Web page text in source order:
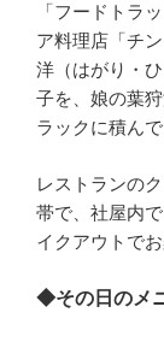
「フードトラ
ア料理店「チ
洋（はがり・
子を、娘の葉
ラックに積ん
レストランの
帯で、社屋内
イクアウトで
◆その日のメ